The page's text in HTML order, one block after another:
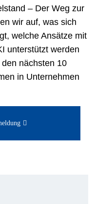
– Der Weg zur
wir auf, was sich
welche Ansätze mit
unterstützt werden
nächsten 10
in Unternehmen